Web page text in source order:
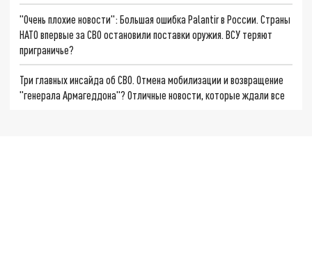
"Очень плохие новости": Большая ошибка Palantir в России. Страны
НАТО впервые за СВО остановили поставки оружия. ВСУ теряют
приграничье?
Три главных инсайда об СВО. Отмена мобилизации и возвращение
"генерала Армагеддона"? Отличные новости, которые ждали все